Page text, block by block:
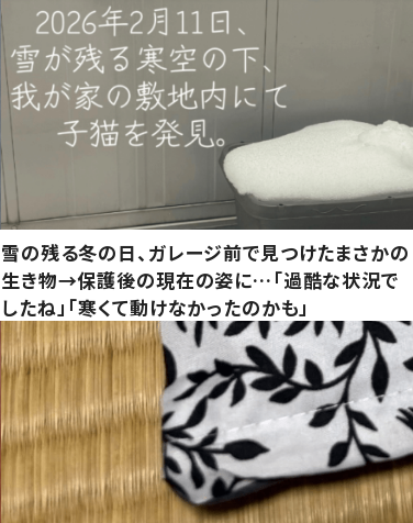
雪の残る冬の日、ガレージ前で見つけたまさかの
生き物→保護後の現在の姿に…「過酷な状況で
したね」「寒くて動けなかったのかも」